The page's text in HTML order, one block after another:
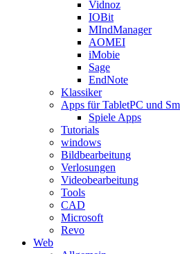
Vidnoz
IOBit
MIndManager
AOMEI
iMobie
Sage
EndNote
Klassiker
Apps für TabletPC und
Spiele Apps
Tutorials
windows
Bildbearbeitung
Verlosungen
Videobearbeitung
Tools
CAD
Microsoft
Revo
Web